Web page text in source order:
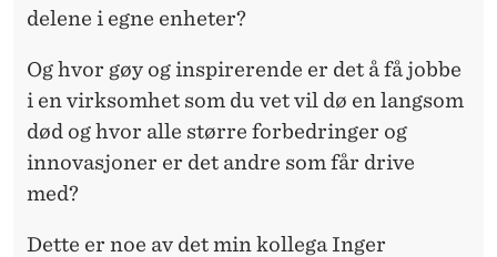
delene i egne enheter?
Og hvor gøy og inspirerende er det å få jobbe
i en virksomhet som du vet vil dø en langsom
død og hvor alle større forbedringer og
innovasjoner er det andre som får drive
med?
Dette er noe av det min kollega Inger